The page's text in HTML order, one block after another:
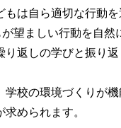
は自ら適切な行動を
望ましい行動を自然
返しの学びと振り
校の環境づくりが
められます。